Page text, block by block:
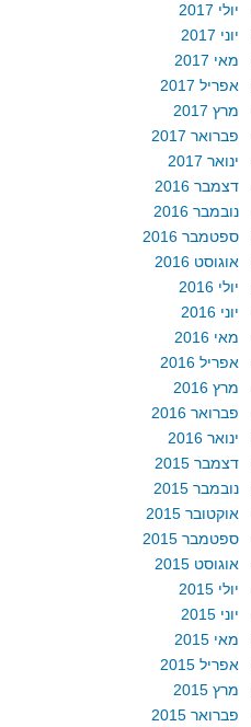
יולי 2017
יוני 2017
מאי 2017
אפריל 2017
מרץ 2017
פברואר 2017
ינואר 2017
דצמבר 2016
נובמבר 2016
ספטמבר 2016
אוגוסט 2016
יולי 2016
יוני 2016
מאי 2016
אפריל 2016
מרץ 2016
פברואר 2016
ינואר 2016
דצמבר 2015
נובמבר 2015
אוקטובר 2015
ספטמבר 2015
אוגוסט 2015
יולי 2015
יוני 2015
מאי 2015
אפריל 2015
מרץ 2015
פברואר 2015